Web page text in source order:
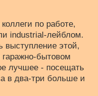
по работе,
industrial-лейблом.
выступление этой,
гаражно-бытовом
лучшее - посещать
в два-три больше и